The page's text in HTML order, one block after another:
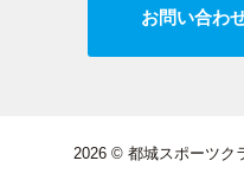
お問い合わ
2026 © 都城スポーツク